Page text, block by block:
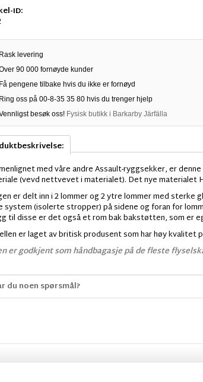
ID:
Rask levering
90 000 fornøyde kunder
Få pengene tilbake hvis du ikke er fornøyd
Ring oss på 00-8-35 35 80 hvis du trenger hjelp
besøk oss! Fysisk butikk i Barkarby Järfälla
med våre andre Assault-ryggsekker, er
(vevd nettvevet i materialet). Det nye materialet
er delt inn i 2 lommer og 2 ytre lommer med
system (isolerte stropper) på sidene og foran for
til disse er det også et rom bak bakstøtten, som er
er laget av britisk produsent som har høy kvalitet
er godkjent som håndbagasje på de fleste
du noen spørsmål?